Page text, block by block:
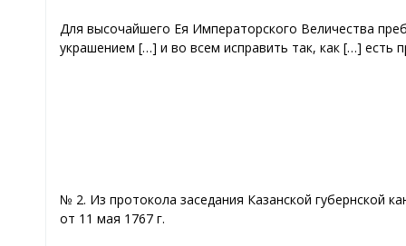
Для высочайшего Ея Императорского Величества
украшением […] и во всем исправить так, как […] есть
№ 2. Из протокола заседания Казанской губернской
от 11 мая 1767 г.